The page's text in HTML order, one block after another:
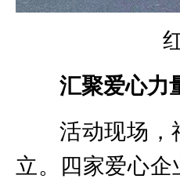
汇聚爱心力
活动现场，
立。四家爱心